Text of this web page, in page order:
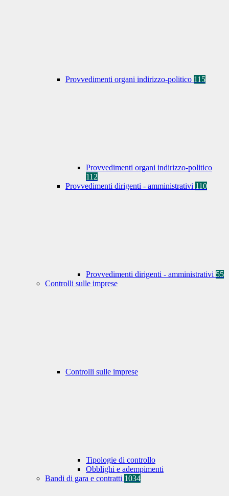
Provvedimenti organi indirizzo-politico 115
Provvedimenti organi indirizzo-politico
112
Provvedimenti dirigenti - amministrativi 110
Provvedimenti dirigenti - amministrativi 55
Controlli sulle imprese
Controlli sulle imprese
Tipologie di controllo
Obblighi e adempimenti
Bandi di gara e contratti 1034